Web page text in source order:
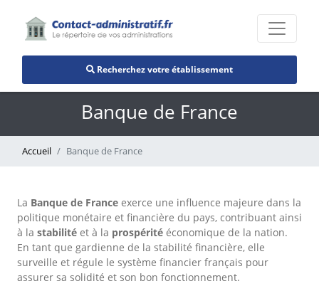
Recherchez votre établissement
Banque de France
Accueil Banque de France
La Banque de France exerce une influence majeure dans la
politique monétaire et financière du pays, contribuant ainsi
à la stabilité et à la prospérité économique de la nation.
En tant que gardienne de la stabilité financière, elle
surveille et régule le système financier français pour
assurer sa solidité et son bon fonctionnement.